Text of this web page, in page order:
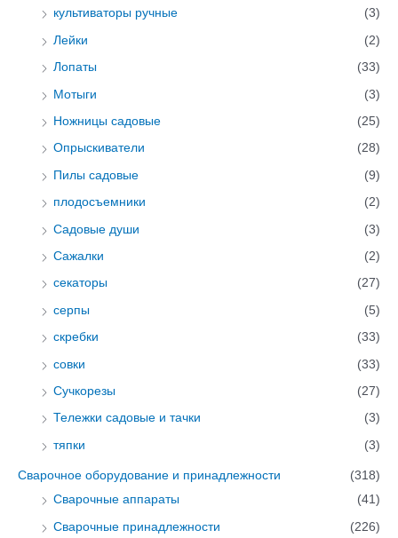
культиваторы ручные (3)
Лейки (2)
Лопаты (33)
Мотыги (3)
Ножницы садовые (25)
Опрыскиватели (28)
Пилы садовые (9)
плодосъемники (2)
Садовые души (3)
Сажалки (2)
секаторы (27)
серпы (5)
скребки (33)
совки (33)
Сучкорезы (27)
Тележки садовые и тачки (3)
тяпки (3)
Сварочное оборудование и принадлежности
(318)
Сварочные аппараты
(41)
Сварочные принадлежности (226)